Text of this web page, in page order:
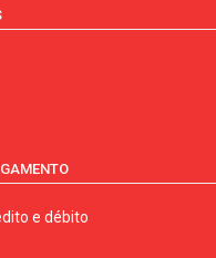
e débito